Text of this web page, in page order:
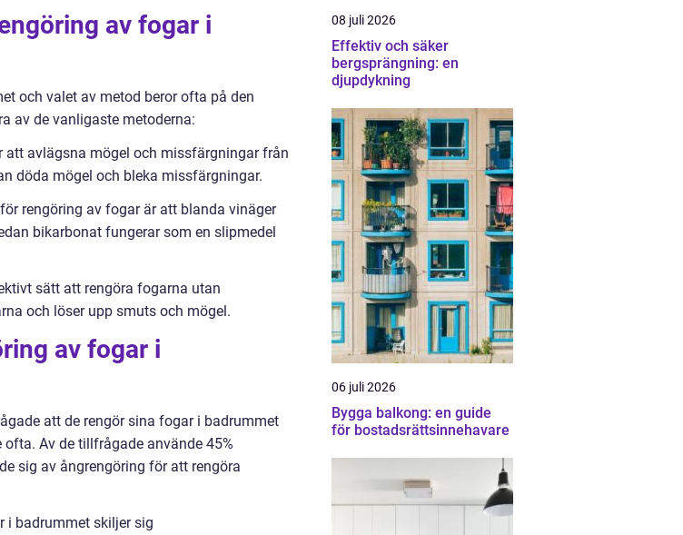
av fogar i
och valet av metod beror ofta på den
av de vanligaste metoderna:
avlägsna mögel och missfärgningar från
döda mögel och bleka missfärgningar.
rengöring av fogar är att blanda vinäger
bikarbonat fungerar som en slipmedel
sätt att rengöra fogarna utan
och löser upp smuts och mögel.
av fogar i
att de rengör sina fogar i badrummet
Av de tillfrågade använde 45%
sig av ångrengöring för att rengöra
i badrummet skiljer sig
08 juli 2026
Effektiv och säker
bergsprängning: en
djupdykning
06 juli 2026
Bygga balkong: en guide
för bostadsrättsinnehavare